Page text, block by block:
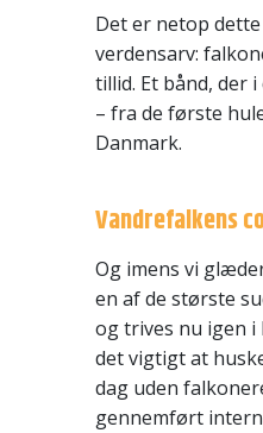
Det er netop
verdensarv:
tillid. Et bånd, der
– fra de første
Danmark.
Vandrefalkens
Og imens vi
en af de største
og trives nu igen
det vigtigt at
dag uden
gennemført